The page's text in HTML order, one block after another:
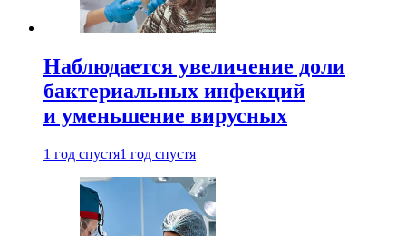
Наблюдается увеличение доли
бактериальных инфекций
и уменьшение вирусных
1 год спустя1 год спустя